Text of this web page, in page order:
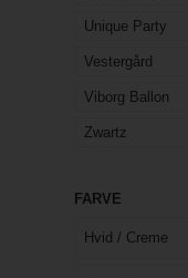
Unique Party
Vestergård
Viborg Ballon
Zwartz
FARVE
Hvid / Creme